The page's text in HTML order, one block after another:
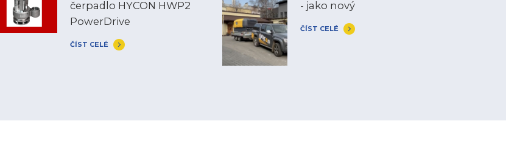
čerpadlo HYCON HWP2
PowerDrive
ČÍST CELÉ
- jako nový
ČÍST CELÉ